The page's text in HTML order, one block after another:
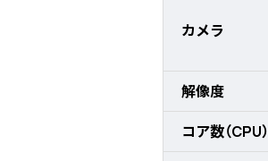
カメラ
解像度
コア数（CPU）